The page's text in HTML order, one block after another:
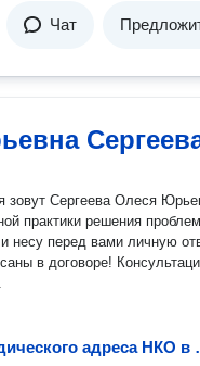
Чат
решения проблем! Не берусь
несу перед вами личную
Изменение